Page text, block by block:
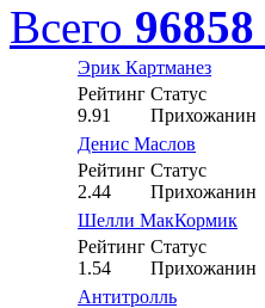
Всего 96858
Эрик Картманез
Рейтинг
9.91
Статус
Прихожанин
Денис Маслов
Рейтинг
2.44
Статус
Прихожанин
Шелли МакКормик
Рейтинг
1.54
Статус
Прихожанин
Антитролль